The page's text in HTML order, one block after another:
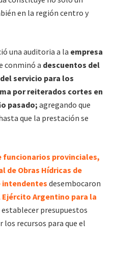
en la región centro y
una auditoria a la empresa
conminó a descuentos del
servicio para los
por reiterados cortes en
pasado; agregando que
que la prestación se
funcionarios provinciales,
de Obras Hídricas de
intendentes desembocaron
Argentino para la
establecer presupuestos
los recursos para que el